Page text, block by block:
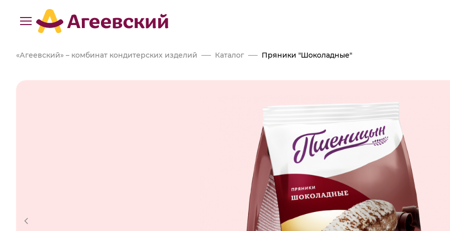
«Агеевский» – комбинат кондитерских изделий Каталог Пряники "Шоколадные"